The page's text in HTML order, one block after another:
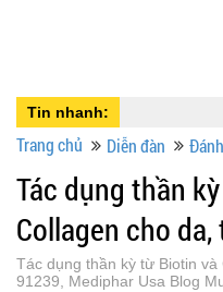
Tin nhanh:
Trang chủ Diễn đàn
Tác dụng thần
Collagen cho
Tác dụng thần kỳ từ Biotin
91239, Mediphar Usa Blog